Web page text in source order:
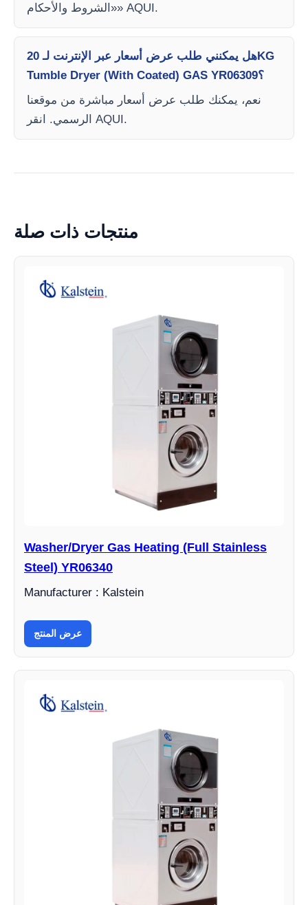
«الشروط والأحكام» AQUI.
هل يمكنني طلب عرض أسعار عبر الإنترنت لـ 20KG
Tumble Dryer (With Coated) GAS YR06309؟
نعم، يمكنك طلب عرض أسعار مباشرة من موقعنا
الرسمي. انقر AQUI.
منتجات ذات صلة
Washer/Dryer Gas Heating (Full Stainless
Steel) YR06340
Manufacturer : Kalstein
عرض المنتج